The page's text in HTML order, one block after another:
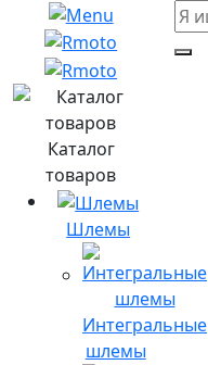
Каталог
товаров
Шлемы
Интегральные
шлемы